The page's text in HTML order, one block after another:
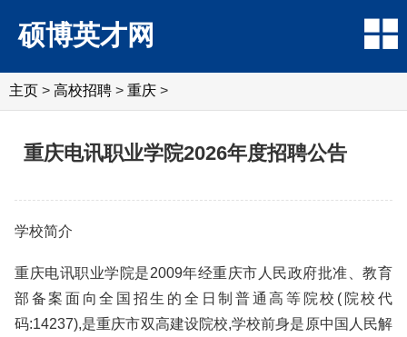
硕博英才网
主页 > 高校招聘 > 重庆 >
重庆电讯职业学院2026年度招聘公告
学校简介
重庆电讯职业学院是2009年经重庆市人民政府批准、教育
部备案面向全国招生的全日制普通高等院校(院校代
码:14237),是重庆市双高建设院校,学校前身是原中国人民解